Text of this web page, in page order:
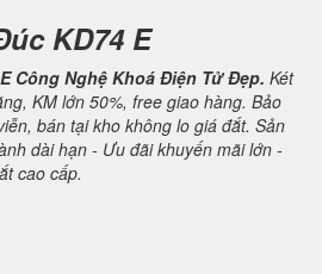
KD74 E
Công Nghệ Khoá Điện Tử Đẹp. Két
KM lớn 50%, free giao hàng. Bảo
bán tại kho không lo giá đắt. Sản
dài hạn - Ưu đãi khuyến mãi lớn -
cao cấp.